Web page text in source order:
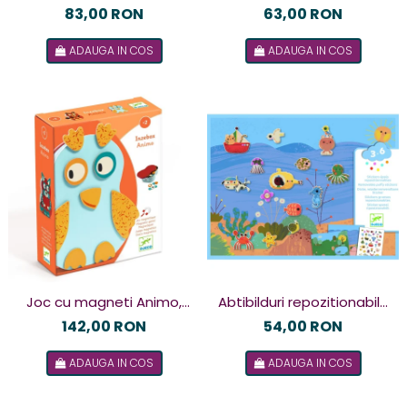
Djeco
83,00 RON
ADAUGA IN COS
Djeco
63,00 RON
ADAUGA IN COS
Joc cu magneti Animo,
Djeco
142,00 RON
ADAUGA IN COS
Abtibilduri repozitionabile
La mare si la tara, Djeco
54,00 RON
ADAUGA IN COS